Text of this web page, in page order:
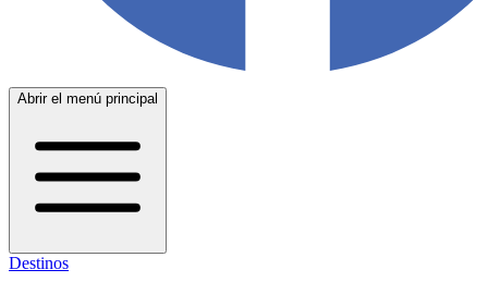
Abrir el menú principal
Destinos